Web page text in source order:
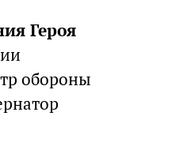
Героя
обороны